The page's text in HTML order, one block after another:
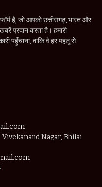
है, जो आपको छत्तीसगढ़, भारत और
प्रदान करता है। हमारी
पहुँचाना, ताकि वे हर पहलू से
Vivekanand Nagar, Bhilai